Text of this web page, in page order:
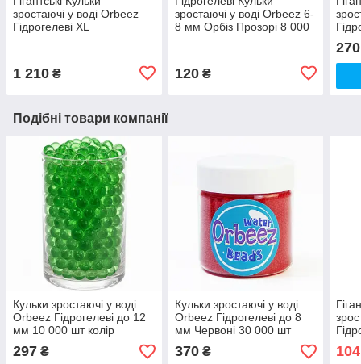
зростаючі у воді Orbeez
Гідрогелеві XL
1 210 ₴
зростаючі у воді Orbeez 6-
8 мм Орбіз Прозорі 8 000
120₴
270
Подібні товари компанії
Кульки зростаючі у воді
Orbeez Гідрогелеві до 12
мм 10 000 шт колір
Зелений (01838)
297 ₴
Кульки зростаючі у воді
Orbeez Гідрогелеві до 8
мм Червоні 30 000 шт
(01492)
370₴ 104